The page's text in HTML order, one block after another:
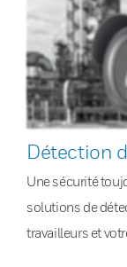
Détection
Une sécurité
solutions de
travailleurs et